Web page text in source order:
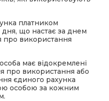
платником
дня, що настає за днем
про використання
має відокремлені
про використання або
єдиного рахунка
особою за кожним